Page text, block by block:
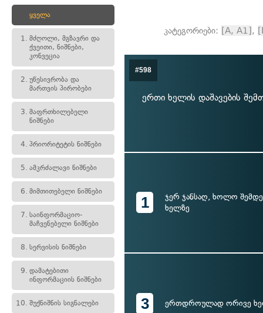
ყველა
1. მძღოლი, მგზავრი და
ქვეითი, ნიშნები,
კონვეცია
2. უწესივრობა და
მართვის პირობები
3. მაფრთხილებელი
ნიშნები
4. პრიორიტეტის ნიშნები
5. ამკრძალავი ნიშნები
6. მიმთითებელი ნიშნები
7. საინფორმაციო-
მაჩვენებელი ნიშნები
8. სერვისის ნიშნები
9. დამატებითი
ინფორმაციის ნიშნები
10. შუქნიშნის სიგნალები
კატეგორიები: [A, A1],
#598
ერთი ხელის დაშავების
1
ჯერ ჯანსაღ, ხოლო
ხელზე
3 ერთდროულად ორივე